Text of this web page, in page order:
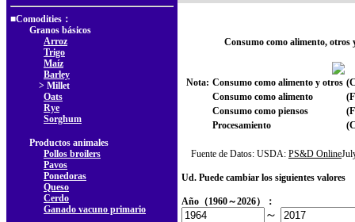
■Comodities：
Granos básicos
Arroz
Trigo
Maíz
Barley
> Millet
Oats
Rye
Sorghum
Productos animales
Pollos broilers
Pavos
Ponedoras
Queso
Cerdo
Ganado vacuno primario
Consumo como alimento, otros
Nota: Consumo como alimento y otros
Consumo como alimento
Consumo como piensos
Procesamiento
Fuente de Datos: USDA: PS&D Online
Ud. Puede cambiar los siguientes valores
Año（1960～2026）：
～